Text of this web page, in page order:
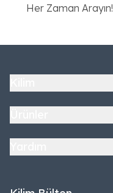
Her Zaman Arayın!